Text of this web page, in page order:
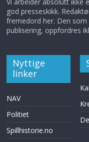
god presseskikk.
fremedord her. Den
publisering, oppfordres
Nyttige
linker
NAV
Politiet
Spillhistorie.no